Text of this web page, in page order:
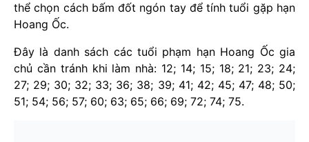
thể chọn cách bấm đốt ngón tay để tính tuổi gặp hạn
Hoang Ốc.
Đây là danh sách các tuổi phạm hạn Hoang Ốc gia
chủ cần tránh khi làm nhà: 12; 14; 15; 18; 21; 23; 24;
27; 29; 30; 32; 33; 36; 38; 39; 41; 42; 45; 47; 48; 50;
51; 54; 56; 57; 60; 63; 65; 66; 69; 72; 74; 75.